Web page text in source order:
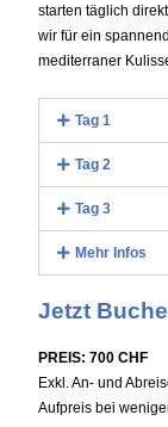
starten täglich
wir für ein
mediterraner
Tag 1
Tag 2
Tag 3
Mehr Infos
Jetzt
PREIS: 700 CHF
Exkl. An- und
Aufpreis bei